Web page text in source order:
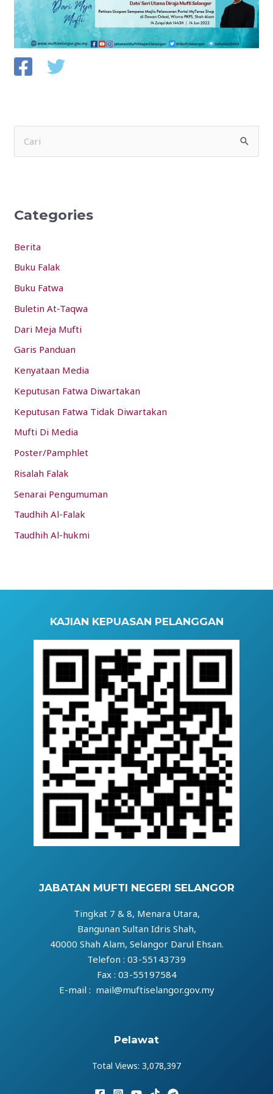
c
f
o
r
:
Categories
Berita
Buku Falak
Buku Fatwa
Buletin At-Taqwa
Dari Meja Mufti
Garis Panduan
Kenyataan Media
Keputusan Fatwa Diwartakan
Keputusan Fatwa Tidak Diwartakan
Mufti Di Media
Poster/Pamphlet
Risalah Falak
Senarai Pengumuman
Taudhih Al-Falak
Taudhih Al-hukmi
KAJIAN KEPUASAN PELANGGAN
JABATAN MUFTI NEGERI SELANGOR
Tingkat 7 & 8, Menara Utara,
Bangunan Sultan Idris Shah,
40000 Shah Alam, Selangor Darul Ehsan.
Telefon : 03-55143739
Fax : 03-55197584
E-mail : mail@muftiselangor.gov.my
Pelawat
Total Views: 3,078,397